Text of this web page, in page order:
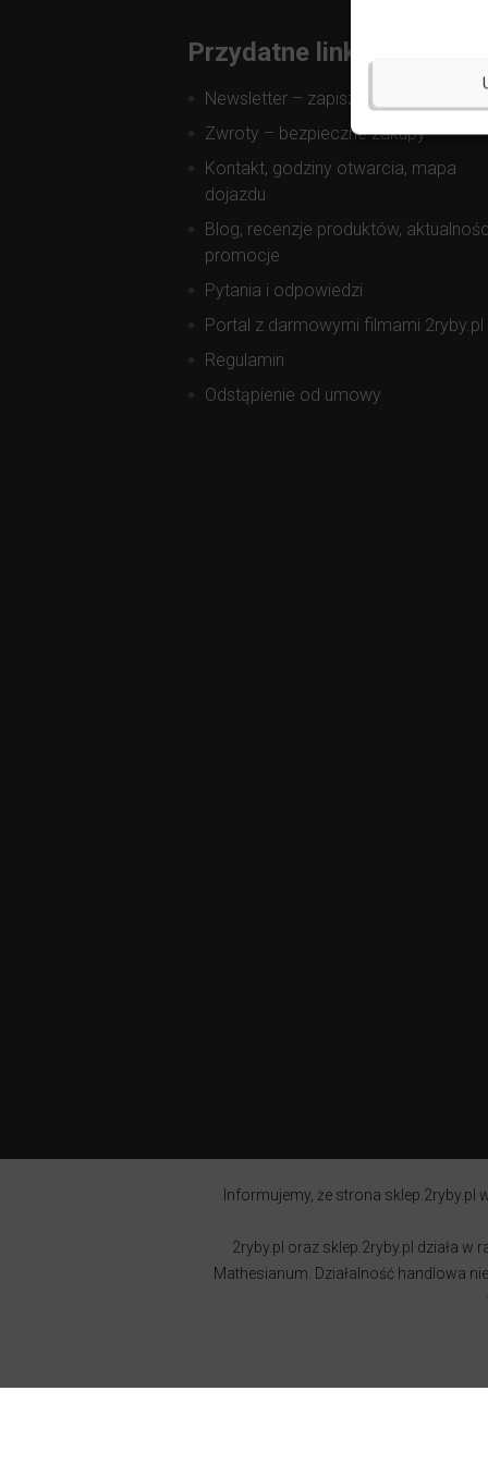
Przydatne linki
Newsletter – zapisz się i zyskaj
Zwroty – bezpieczne zakupy
Kontakt, godziny otwarcia, mapa
dojazdu
Blog, recenzje produktów,
promocje
Pytania i odpowiedzi
Portal z darmowymi filmami 2ryby.pl
Regulamin
Odstąpienie od umowy
Informujemy, że strona sklep.2ryby.pl
2ryby.pl oraz sklep.2ryby.pl działa w
Mathesianum. Działalność handlowa